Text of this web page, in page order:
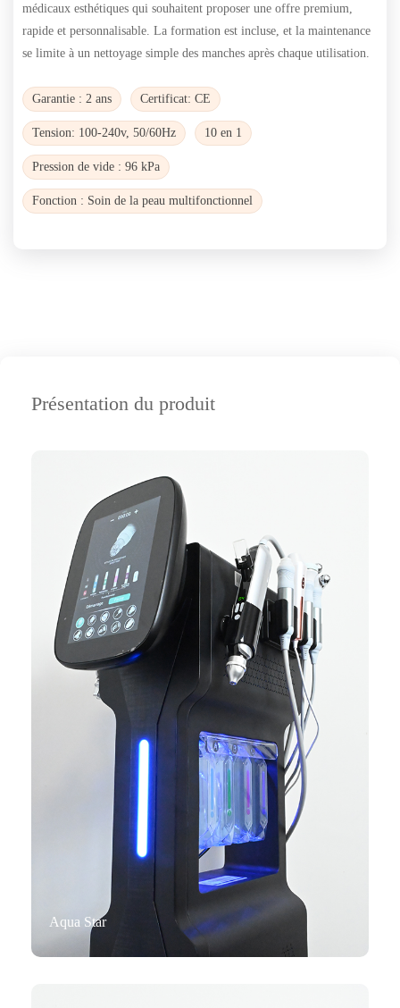
médicaux esthétiques qui souhaitent proposer une offre premium,
rapide et personnalisable. La formation est incluse, et la maintenance
se limite à un nettoyage simple des manches après chaque utilisation.
Garantie : 2 ans Certificat: CE
Tension: 100-240v, 50/60Hz 10 en 1
Pression de vide : 96 kPa
Fonction : Soin de la peau multifonctionnel
Présentation du produit
Aqua Star